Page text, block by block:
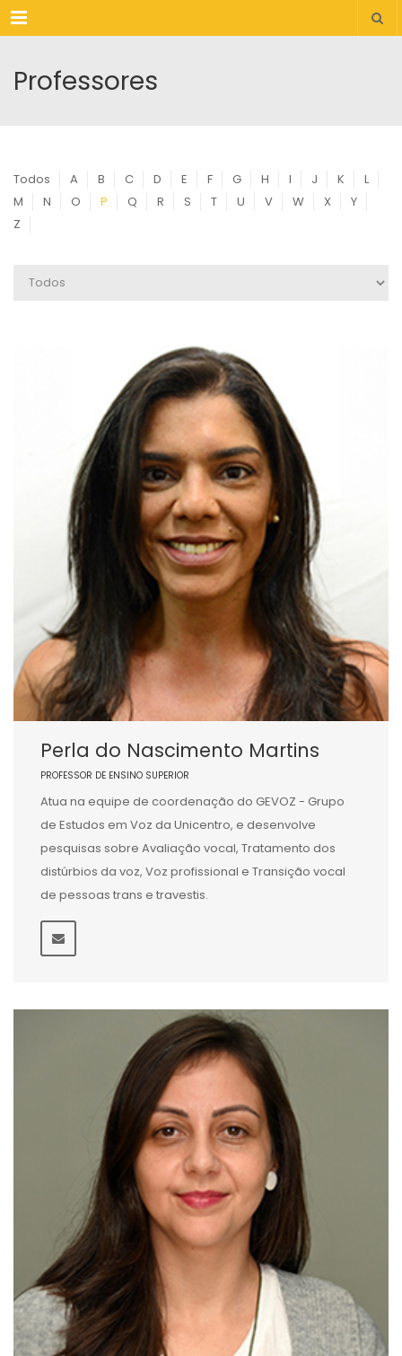
Menu
Professores
Todos A B C D E F G H I J K
L
M
N O P Q R S T U V W X
Y
Z
Perla do Nascimento Martins
PROFESSOR DE ENSINO SUPERIOR
Atua na equipe de coordenação do GEVOZ - Grupo
de Estudos em Voz da Unicentro, e desenvolve
pesquisas sobre Avaliação vocal, Tratamento dos
distúrbios da voz, Voz profissional e Transição vocal
de pessoas trans e travestis.